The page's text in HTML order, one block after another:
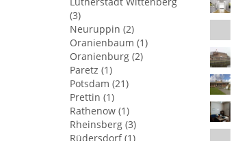
(3)
Neuruppin (2)
Oranienbaum (1)
Oranienburg (2)
Paretz (1)
Potsdam (21)
Prettin (1)
Rathenow (1)
Rheinsberg (3)
Rüdersdorf (1)